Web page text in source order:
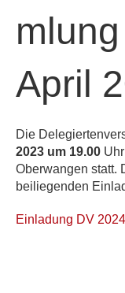
April
Die
2023 um 19.00
Oberwangen statt.
beiliegenden
Einladung DV